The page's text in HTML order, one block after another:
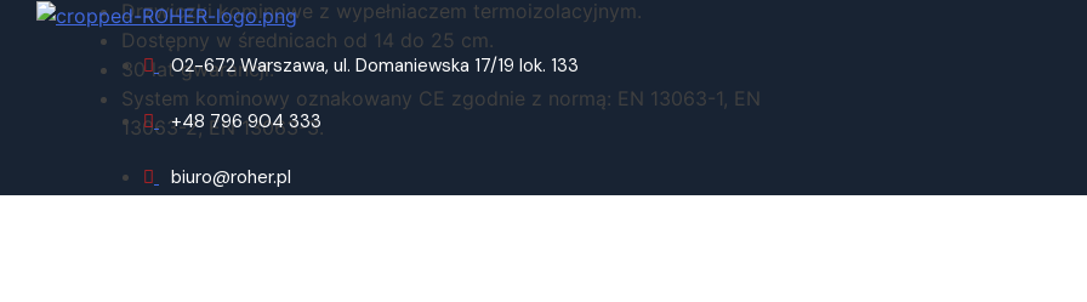
Drzwiczki kominowe z wypełniaczem termoizolacyjnym.
Dostępny w średnicach od 14 do 25 cm.
30 lat gwarancji.
System kominowy oznakowany CE zgodnie z normą: EN 13063-1, EN
13063-2, EN 13063-3.
02-672 Warszawa, ul. Domaniewska 17/19 lok. 133
+48 796 904 333
biuro@roher.pl